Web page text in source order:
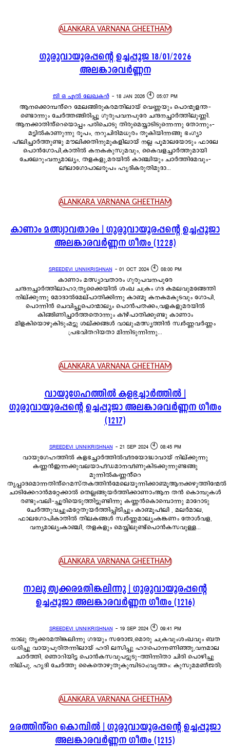
ALANKARA VARNANA GHEETHAM
ഗുരുവായൂരപ്പന്റെ ഉച്ചപ്പൂജ 18/01/2026
അലങ്കാരവർണ്ണന
ജി ഒ എൽ ലേഖകൻ - 18 JAN 2026 🕙 05:07 PM
ആനക്കൊമ്പൻ്റെ മേലങ്ങിരുകരമതിലായ് വെണ്ണയും പൊന്മുളന്ത-
ണ്ടൊന്നും ചേർത്തങ്ങിരിപ്പൂ ഗുരുപവനപുരേ ചന്ദനച്ചാർത്തിലുണ്ണി.
ആനക്കാതിൻ്റെയൊപ്പം പരിചൊടു തിരുമെയ്യാടിടുന്നെന്നു തോന്നും-
മട്ടിൽകാണുന്നു രൂപം, നറുചിരിമധുരം തൂകിയിന്നങ്ങു ഭംഗ്യാ
പീലിച്ചാർത്തുണ്ടു മൗലിക്കതിനുമുകളിലായ് നല്ല പൂമാലയോടും ഫാലേ
പൊൻഗോപി,കാതിൽ കനകകുസുമവും, കൈവളച്ചാർത്തുമായി
ചേലേറുംവന്യമാല്യം, തളകളു,മരയിൽ കാഞ്ചിയും ചാർത്തിമേവും-
ലീലാഗോപാലരൂപം ഹൃദികരുതിമുദാ...
ALANKARA VARNANA GHEETHAM
കാണാം മത്സ്യാവതാരം | ഗുരുവായൂരപ്പന്റെ ഉച്ചപ്പൂജാ
അലങ്കാരവർണ്ണന ഗീതം (1228)
SREEDEVI UNNIKRISHNAN - 01 OCT 2024 🕙 08:00 PM
കാണാം മത്സ്യാവതാരം ഗുരുപവനപുരേ
ചന്ദനച്ചാർത്തിലാഹാ,തൃക്കൈയിൽ ശംഖ ചക്രം ഗദ കമലവുമങ്ങേന്തി
നില്ക്കുന്നു മോദാൽമേല്പാതിക്കിന്നു കാണ്മൂ കനകമകുടവും ഗോപി,
പൊന്നിൻ ചെവിപ്പൂപൊന്മാല്യം പൊൻപതക്കം,വളകളുമരയിൽ
കിങ്ങിണിച്ചാർത്തതൊന്നും കീഴ്പാതിക്കുണ്ടു കാണാം
മിളകിയൊഴുകിടുംമട്ടു ശല്ക്കങ്ങൾ വാലുംമത്സ്യത്തിൻ സ്വർണ്ണവർണ്ണം
പ്രഭവിതറിയതാ മിന്നിടുന്നിന്നു...
ALANKARA VARNANA GHEETHAM
വായുഗേഹത്തിൽ കളഭച്ചാർത്തിൽ |
ഗുരുവായൂരപ്പന്റെ ഉച്ചപ്പൂജാ അലങ്കാരവർണ്ണന ഗീതം
(1217)
SREEDEVI UNNIKRISHNAN - 21 SEP 2024 🕙 08:45 PM
വായുഗേഹത്തിൽ കളഭച്ചാർത്തിൽവീരയോദ്ധാവായ് നില്ക്കുന്നു
കണ്ണൻഇന്നക്കുവലയാപീഡമാനവീണുകിടക്കുന്നുണ്ടങ്ങു
മുന്നിൽകണ്ണൻ്റെ
തൃപ്പാദമൊന്നതിൻ്റെമസ്തകത്തിൻമേലെയൂന്നിക്കാണ്മൂആനക്കഴുത്തിന്മേൽ
ചാടിക്കേറാൻമറ്റേക്കാൽ തെല്ലങ്ങുയർത്തിക്കാണാംആന തൻ കൊമ്പുകൾ
രണ്ടുംവലി-ച്ചൂരിയെടുത്തിട്ടുണ്ടിന്നു കണ്ണൻകൊമ്പൊന്നു മാറോടു
ചേർത്തുവച്ചുംമറ്റേതുയർത്തിപ്പിടിച്ചും കാണ്മൂപീലി , മലർമാല,
ഫാലഗോപികാതിൽ തിലകങ്ങൾ സ്വർണ്ണമാല്യംകങ്കണം തോൾവള,
വന്യമാല്യംകാഞ്ചി, തളകളും മെയ്യിലുണ്ട്പൊൻകസവുള്ള...
ALANKARA VARNANA GHEETHAM
നാലു തൃക്കരമതിങ്കലിന്നു | ഗുരുവായൂരപ്പന്റെ
ഉച്ചപ്പൂജാ അലങ്കാരവർണ്ണന ഗീതം (1216)
SREEDEVI UNNIKRISHNAN - 19 SEP 2024 🕙 09:41 PM
നാലു തൃക്കരമതിങ്കലിന്നു ഗദയും സരോജ,മൊരു ചക്രവുംശംഖവും ബത
ധരിച്ചു വായുപുരിതന്നിലായ് ഹരി ലസിപ്പു ഹാ!പൊന്നണിഞ്ഞു,വനമാല
ചാർത്തി, ഞൊറിയിട്ട പൊൻകസവുപട്ടുടു-ത്തിന്നിതാ ചിരി പൊഴിച്ചു
നില്പു, ഹൃദി ചേർത്തു കൈതൊഴുതുകുമ്പിടാം(വൃത്തം: കുസുമമഞ്ജരി)
ALANKARA VARNANA GHEETHAM
മരത്തിൻ്റെ കൊമ്പിൽ | ഗുരുവായൂരപ്പന്റെ ഉച്ചപ്പൂജാ
അലങ്കാരവർണ്ണന ഗീതം (1215)